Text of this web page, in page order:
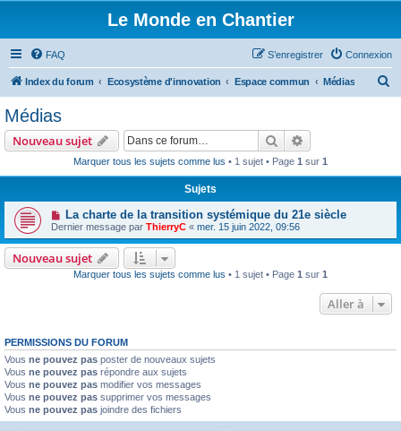
Le Monde en Chantier
FAQ Connexion
S’enregistrer
Index du forum Ecosystème d'innovation Espace commun Médias
Médias
Nouveau sujet Rechercher
Marquer tous les sujets comme lus • 1 sujet • Page 1 sur 1
Sujets
La charte de la transition systémique du 21e siècle
Dernier message par ThierryC « mer. 15 juin 2022, 09:56
Nouveau sujet
Marquer tous les sujets comme lus • 1 sujet • Page 1 sur 1
Aller à
PERMISSIONS DU FORUM
Vous ne pouvez pas poster de nouveaux sujets
Vous ne pouvez pas répondre aux sujets
Vous ne pouvez pas modifier vos messages
Vous ne pouvez pas supprimer vos messages
Vous ne pouvez pas joindre des fichiers